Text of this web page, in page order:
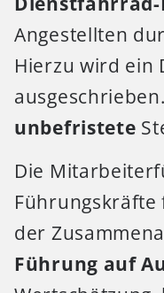
Angestellten
Hierzu wird ein
unbefristete
Die
Führungskräfte
der
Führung auf